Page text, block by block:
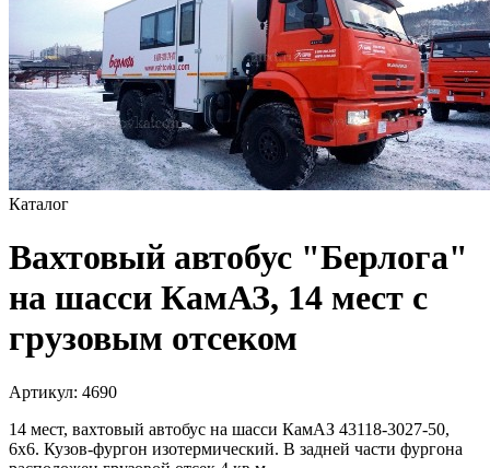
Каталог
Вахтовый автобус "Берлога"
на шасси КамАЗ, 14 мест с
грузовым отсеком
Артикул: 4690
14 мест, вахтовый автобус на шасси КамАЗ 43118-3027-50,
6х6. Кузов-фургон изотермический. В задней части фургона